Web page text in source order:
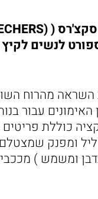
מהרוח
האימונים עבור
כוללת
ומפנק
ומשמש )